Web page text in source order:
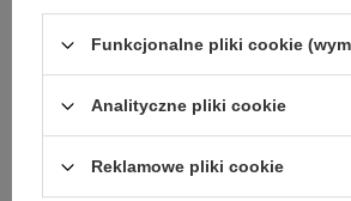
emulgowanie lipidów warstwy
nie są one wypłukiwane i
alkohol wyparuje.
Zachęcamy państwa do
pomiędzy ekonomiką zakupu,
Funkcjonalne pliki cookie
Analityczne pliki cookie
Reklamowe pliki cookie